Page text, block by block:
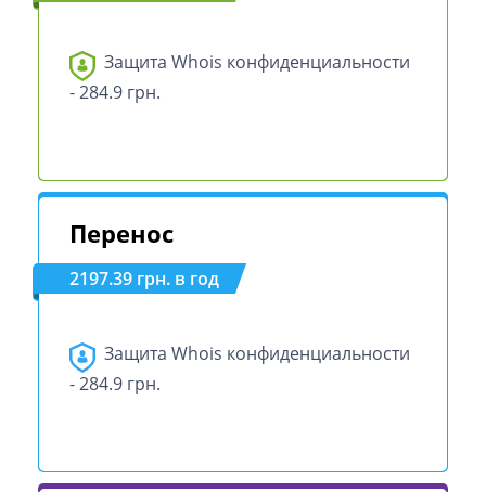
Защита Whois конфиденциальности
- 284.9 грн.
Перенос
2197.39 грн. в год
Защита Whois конфиденциальности
- 284.9 грн.